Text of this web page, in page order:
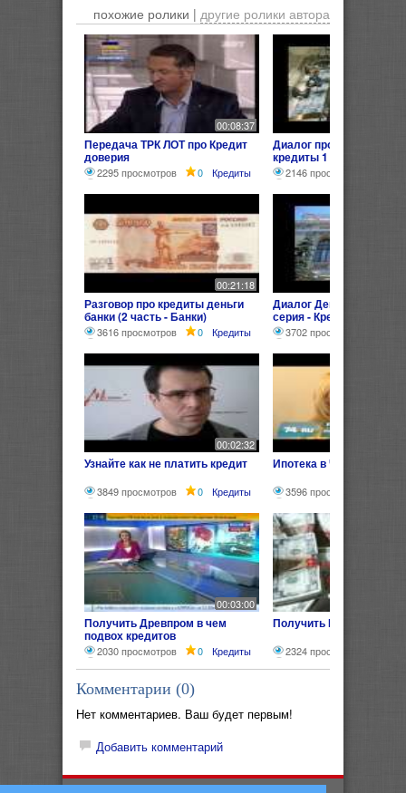
похожие ролики | другие ролики автора
00:08:37
Передача ТРК ЛОТ про Кредит
доверия
2295 просмотров 0 Кредиты
Диалог про деньги банки
кредиты 1
2146 просмотров
00:21:18
Разговор про кредиты деньги
банки (2 часть - Банки)
3616 просмотров 0 Кредиты
Диалог Деньги Банки
серия - Кредит)
3702 просмотра
00:02:32
Узнайте как не платить кредит
3849 просмотров 0 Кредиты
Ипотека в Челябинске
3596 просмотров
00:03:00
Получить Древпром в чем
подвох кредитов
2030 просмотров 0 Кредиты
Получить Кредит без
2324 просмотра
Комментарии (0)
Нет комментариев. Ваш будет первым!
Добавить комментарий